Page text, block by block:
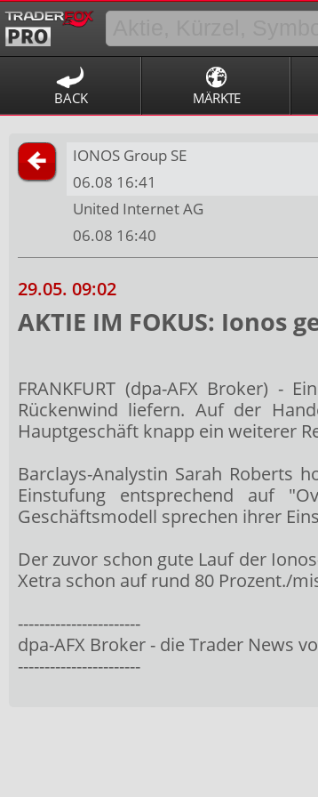
BACK MÄRKTE
IONOS Group SE
06.08 16:41
United Internet AG
06.08 16:40
29.05. 09:02
AKTIE IM FOKUS: Ionos
FRANKFURT (dpa-AFX Broker) -
Rückenwind liefern. Auf der
Hauptgeschäft knapp ein weiterer
Barclays-Analystin Sarah
Einstufung entsprechend auf
Geschäftsmodell sprechen ihrer
Der zuvor schon gute Lauf der
Xetra schon auf rund 80 Prozent./
-----------------------
dpa-AFX Broker - die Trader News
-----------------------